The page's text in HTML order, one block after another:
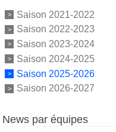
Saison 2021-2022
Saison 2022-2023
Saison 2023-2024
Saison 2024-2025
Saison 2025-2026
Saison 2026-2027
News par équipes